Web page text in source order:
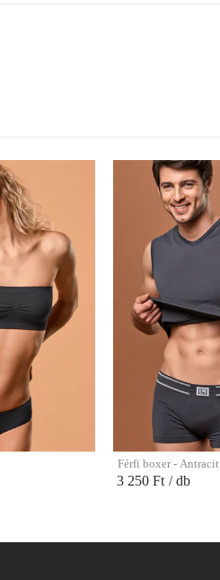
Férfi boxer - Antracit
3 250 Ft / db